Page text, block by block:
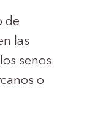
de
las
senos
o